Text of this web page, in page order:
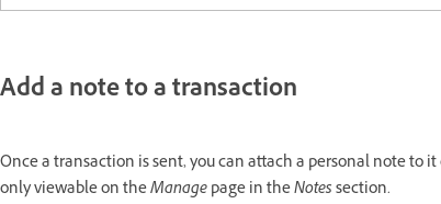
Add a note to a transaction
Once a transaction is sent, you can attach a personal note to
only viewable on theManagepage in theNotessection.